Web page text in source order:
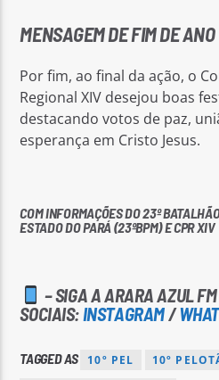
MENSAGEM DE FIM DE ANO
Por fim, ao final da ação, o
Regional XIV desejou boas
destacando votos de paz,
esperança em Cristo Jesus.
COM INFORMAÇÕES DO 23º
ESTADO DO PARÁ (23ºBPM) E CPR XIV
– SIGA A ARARA AZUL
SOCIAIS: INSTAGRAM/
TAGGED AS 10º PEL 10º